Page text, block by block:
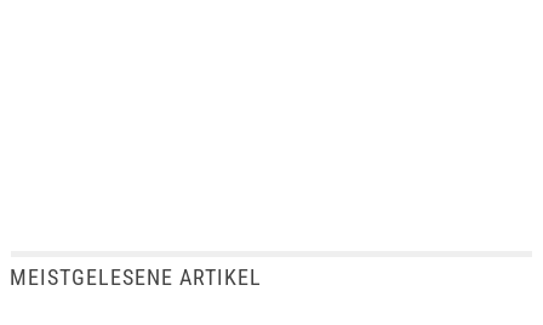
MEISTGELESENE ARTIKEL